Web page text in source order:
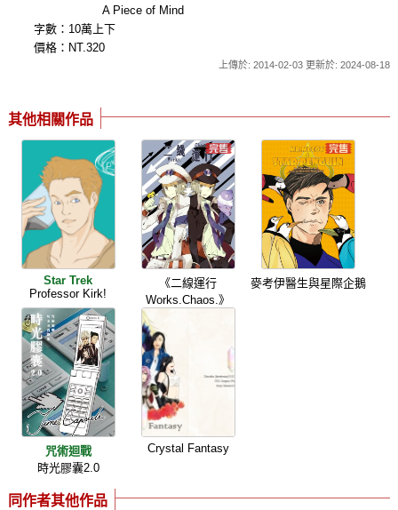
A Piece of Mind
字數：10萬上下
價格：NT.320
上傳於: 2014-02-03 更新於: 2024-08-18
其他相關作品
Star Trek
Professor Kirk!
《二線運行
Works.Chaos.》
麥考伊醫生與星際企鵝
咒術迴戰
時光膠囊2.0
Crystal Fantasy
同作者其他作品